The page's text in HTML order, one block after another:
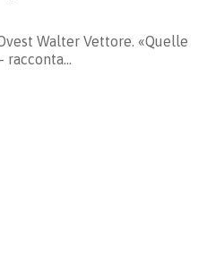
Walter Vettore. «Quelle
racconta…